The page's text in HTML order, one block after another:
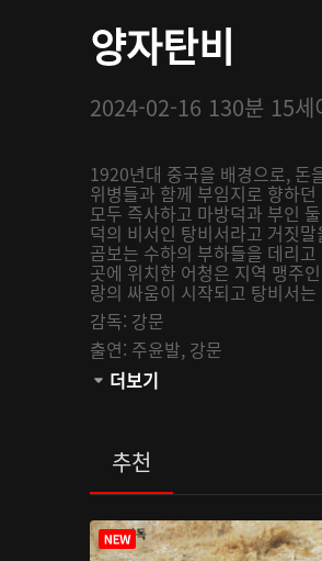
양자탄비
2024-02-16 130분 15세
1920년대 중국을 배경으로, 돈
위병들과 함께 부임지로 향하
모두 즉사하고 마방덕과 부인
덕의 비서인 탕비서라고 거짓
곰보는 수하의 부하들을 데리
곳에 위치한 어청은 지역 맹주
랑의 싸움이 시작되고 탕비서
감독: 강문
출연: 주윤발, 강문
관람등급:
더보기
추천